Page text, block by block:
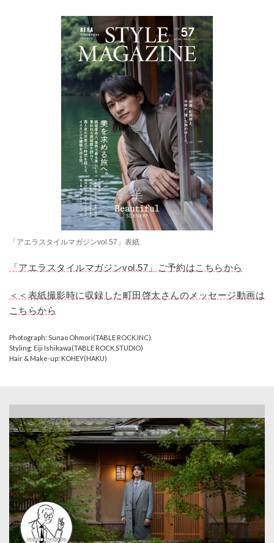
「アエラスタイルマガジンvol.57」表紙
「アエラスタイルマガジンvol.57」ご予約はこちらから
＜＜表紙撮影時に収録した町田啓太さんのメッセージ動画は
こちらから
Photograph: Sunao Ohmori(TABLE ROCK.INC)
Styling: Eiji Ishikawa(TABLE ROCK.STUDIO)
Hair & Make-up: KOHEY(HAKU)